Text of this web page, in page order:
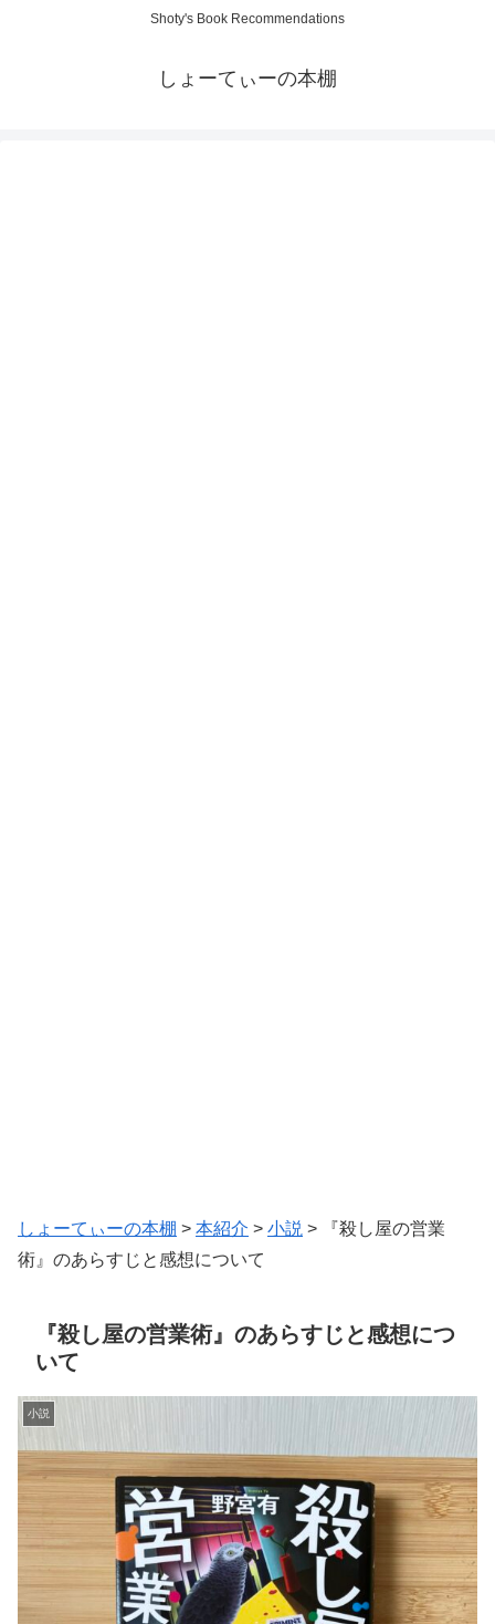
Shoty's Book Recommendations
しょーてぃーの本棚
しょーてぃーの本棚 > 本紹介 > 小説 >
『殺し屋の営業
術』のあらすじと感想について
『殺し屋の営業術』のあらすじと感想につ
いて
小説